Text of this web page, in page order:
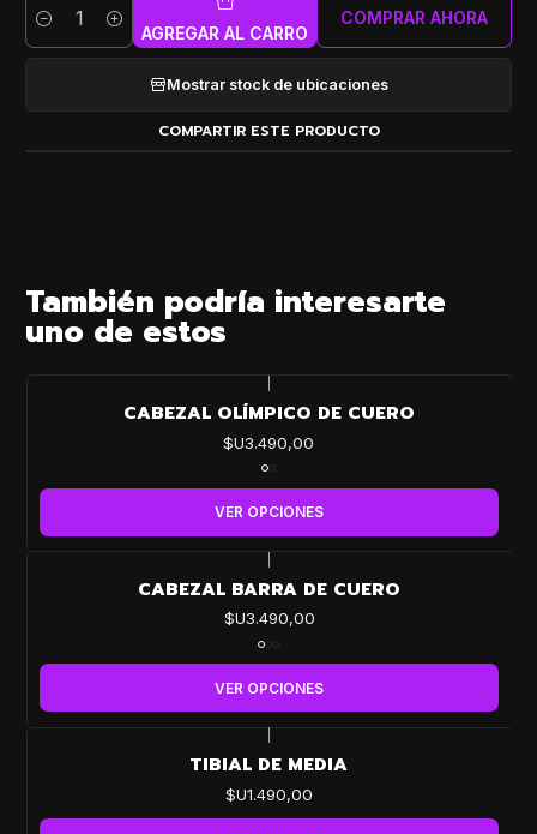
Cantidad AGREGAR AL CARRO
COMPRAR AHORA
Mostrar stock de ubicaciones
COMPARTIR ESTE PRODUCTO
También podría interesarte
uno de estos
CABEZAL OLÍMPICO DE CUERO
$U3.490,00
VER OPCIONES
CABEZAL BARRA DE CUERO
$U3.490,00
VER OPCIONES
TIBIAL DE MEDIA
$U1.490,00